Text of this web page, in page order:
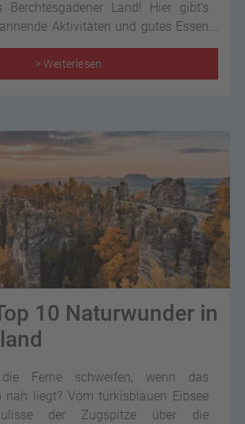
Land! Hier gibt’s
Aktivitäten und gutes Essen
perfekter Kurztrip braucht.
> Weiterlesen
10 Naturwunder in
Ferne schweifen, wenn das
nah liegt? Vom türkisblauen Eibsee
der Zugspitze über die